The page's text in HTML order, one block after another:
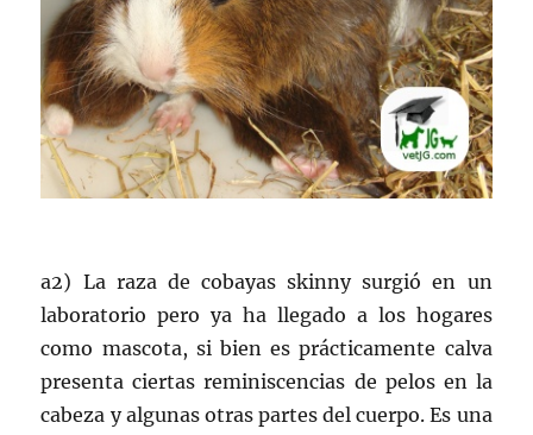
a2) La raza de cobayas skinny surgió en un
laboratorio pero ya ha llegado a los hogares
como mascota, si bien es prácticamente calva
presenta ciertas reminiscencias de pelos en la
cabeza y algunas otras partes del cuerpo. Es una